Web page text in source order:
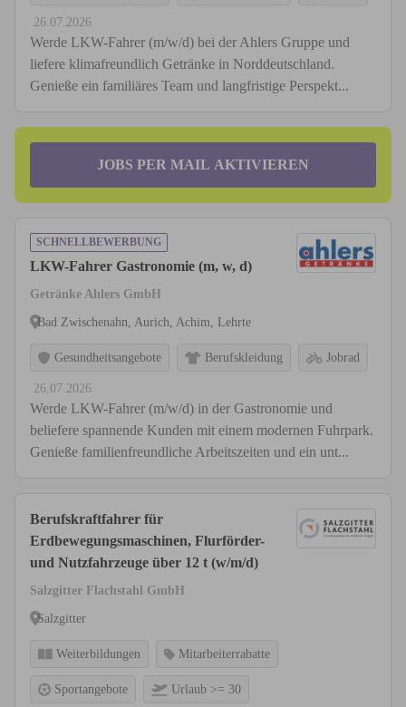
26.07.2026
Werde LKW-Fahrer (m/w/d) bei der Ahlers Gruppe und
liefere klimafreundlich Getränke in Norddeutschland.
Genieße ein familiäres Team und langfristige Perspekt...
JOBS PER MAIL AKTIVIEREN
SCHNELLBEWERBUNG
LKW-Fahrer Gastronomie (m, w, d)
Getränke Ahlers GmbH
Bad Zwischenahn, Aurich, Achim, Lehrte
Gesundheitsangebote Berufskleidung Jobrad
26.07.2026
Werde LKW-Fahrer (m/w/d) in der Gastronomie und
beliefere spannende Kunden mit einem modernen Fuhrpark.
Genieße familienfreundliche Arbeitszeiten und ein unt...
Berufskraftfahrer für
Erdbewegungsmaschinen, Flurförder-
und Nutzfahrzeuge über 12 t (w/m/d)
Salzgitter Flachstahl GmbH
Salzgitter
Weiterbildungen Mitarbeiterrabatte
Sportangebote Urlaub >= 30